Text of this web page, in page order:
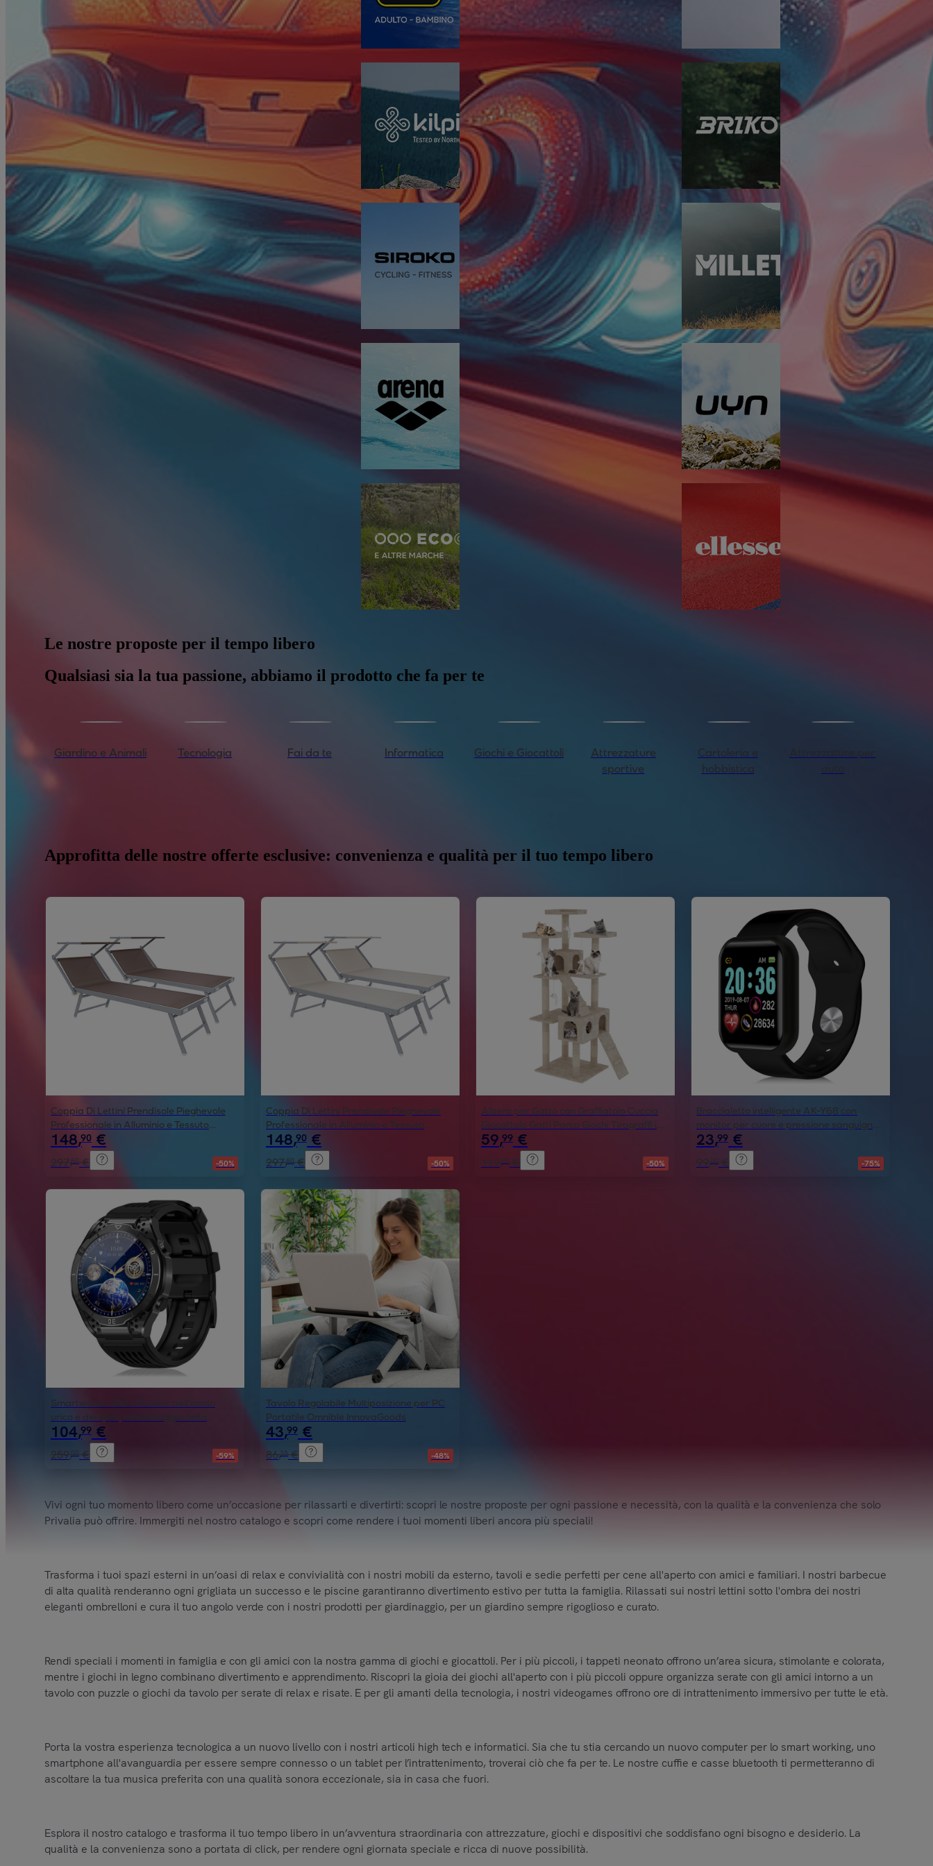
L'originalità rimane un segno distintivo del nome Cressi. L'indicatore più
significativo del carisma del brand italiano è lo sviluppo e il sostegno di linee
di prodotti completi di qualità e sicurezza. La forza del marchio Cressi
equivale alla potenzialità delle tecnologie condivise.
Le nostre proposte per il tempo libero
Qualsiasi sia la tua passione, abbiamo il prodotto che fa per te
Giardino e Animali Tecnologia Fai da te Informatica Giochi e Giocattoli
Attrezzature
sportive
Cartoleria e
hobbistica
Approfitta delle nostre offerte esclusive: convenienza e qualità per il tuo tempo libero
Coppia Di Lettini Prendisole Pieghevole
Professionale in Alluminio e Tessuto
Textilene Tettuccio Parasole Sdraio Mare
Spiaggia 182x60x38 cm Tortora
148,90 €
297,80 € -50%
Coppia Di Lettini Prendisole Pieghevole
Professionale in Alluminio e Tessuto
Textilene Tettuccio Parasole Sdraio Mare
Spiaggia 182x60x38 cm Beige
148,90 €
297,80 € -50%
Albero per Gatto con Graffiatoio Cuccia
Giocattolo Gatti Parco Giochi Tiragraffi in
Sisal Naturale 170 x 49 x 49 cm
59,99 €
119,98 € -50%
Braccialetto intelligente AK-Y68 con
monitor per cuore e pressione sanguigna
Pressure
23,99 €
99,00 € -75%
Smartwatch JA01. Monitor dell'acido
urico e dei lipidi, monitoraggio della
glicemia, elettrocardiogramma ECG,
composizione corporea.
104,99 €
259,00 € -59%
Tavolo Regolabile Multiposizione per PC
Portatile Omnible InnovaGoods
43,99 €
86,16 € -48%
Vivi ogni tuo momento libero come un’occasione per rilassarti e divertirti: scopri le nostre proposte per ogni passione e necessità, con la qualità e la convenienza che solo
Privalia può offrire. Immergiti nel nostro catalogo e scopri come rendere i tuoi momenti liberi ancora più speciali!
Trasforma i tuoi spazi esterni in un’oasi di relax e convivialità con i nostri mobili da esterno, tavoli e sedie perfetti per cene all'aperto con amici e familiari. I nostri barbecue
di alta qualità renderanno ogni grigliata un successo e le piscine garantiranno divertimento estivo per tutta la famiglia. Rilassati sui nostri lettini sotto l'ombra dei nostri
eleganti ombrelloni e cura il tuo angolo verde con i nostri prodotti per giardinaggio, per un giardino sempre rigoglioso e curato.
Rendi speciali i momenti in famiglia e con gli amici con la nostra gamma di giochi e giocattoli. Per i più piccoli, i tappeti neonato offrono un’area sicura, stimolante e colorata,
mentre i giochi in legno combinano divertimento e apprendimento. Riscopri la gioia dei giochi all'aperto con i più piccoli oppure organizza serate con gli amici intorno a un
tavolo con puzzle o giochi da tavolo per serate di relax e risate. E per gli amanti della tecnologia, i nostri videogames offrono ore di intrattenimento immersivo per tutte le età.
Porta la vostra esperienza tecnologica a un nuovo livello con i nostri articoli high tech e informatici. Sia che tu stia cercando un nuovo computer per lo smart working, uno
smartphone all'avanguardia per essere sempre connesso o un tablet per l’intrattenimento, troverai ciò che fa per te. Le nostre cuffie e casse bluetooth ti permetteranno di
ascoltare la tua musica preferita con una qualità sonora eccezionale, sia in casa che fuori.
Esplora il nostro catalogo e trasforma il tuo tempo libero in un’avventura straordinaria con attrezzature, giochi e dispositivi che soddisfano ogni bisogno e desiderio. La
qualità e la convenienza sono a portata di click, per rendere ogni giornata speciale e ricca di nuove possibilità.